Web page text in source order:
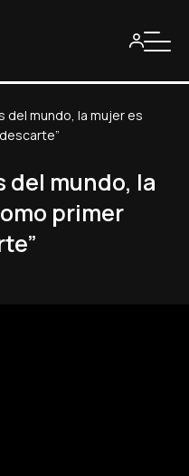
del mundo, la mujer es
del mundo, la
primer